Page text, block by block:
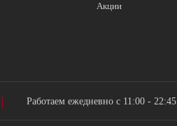
Акции
Работаем ежедневно с 11:00 - 22:45